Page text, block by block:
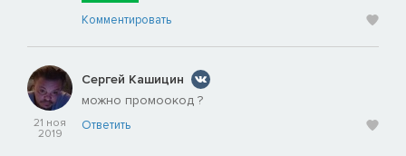
Комментировать
21 ноя
2019
Сергей Кашицин
можно промоокод ?
Ответить